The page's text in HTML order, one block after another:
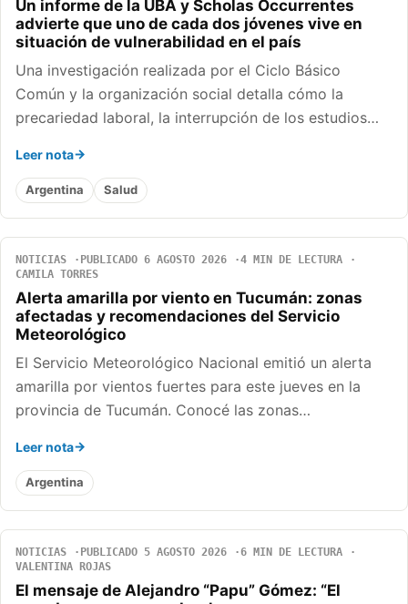
Un informe de la UBA y Scholas Occurrentes
advierte que uno de cada dos jóvenes vive en
situación de vulnerabilidad en el país
Una investigación realizada por el Ciclo Básico
Común y la organización social detalla cómo la
precariedad laboral, la interrupción de los estudios…
Leer nota
Argentina Salud
NOTICIAS PUBLICADO 6 AGOSTO 2026
4 MIN DE LECTURA
CAMILA TORRES
Alerta amarilla por viento en Tucumán: zonas
afectadas y recomendaciones del Servicio
Meteorológico
El Servicio Meteorológico Nacional emitió un alerta
amarilla por vientos fuertes para este jueves en la
provincia de Tucumán. Conocé las zonas…
Leer nota
Argentina
NOTICIAS PUBLICADO 5 AGOSTO 2026
6 MIN DE LECTURA
VALENTINA ROJAS
El mensaje de Alejandro “Papu” Gómez: “El